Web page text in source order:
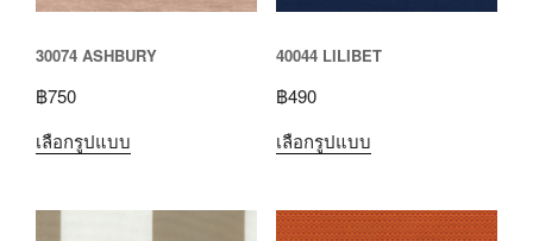
30074 ASHBURY
฿750
เลือกรูปแบบ
40044 LILIBET
฿490
เลือกรูปแบบ